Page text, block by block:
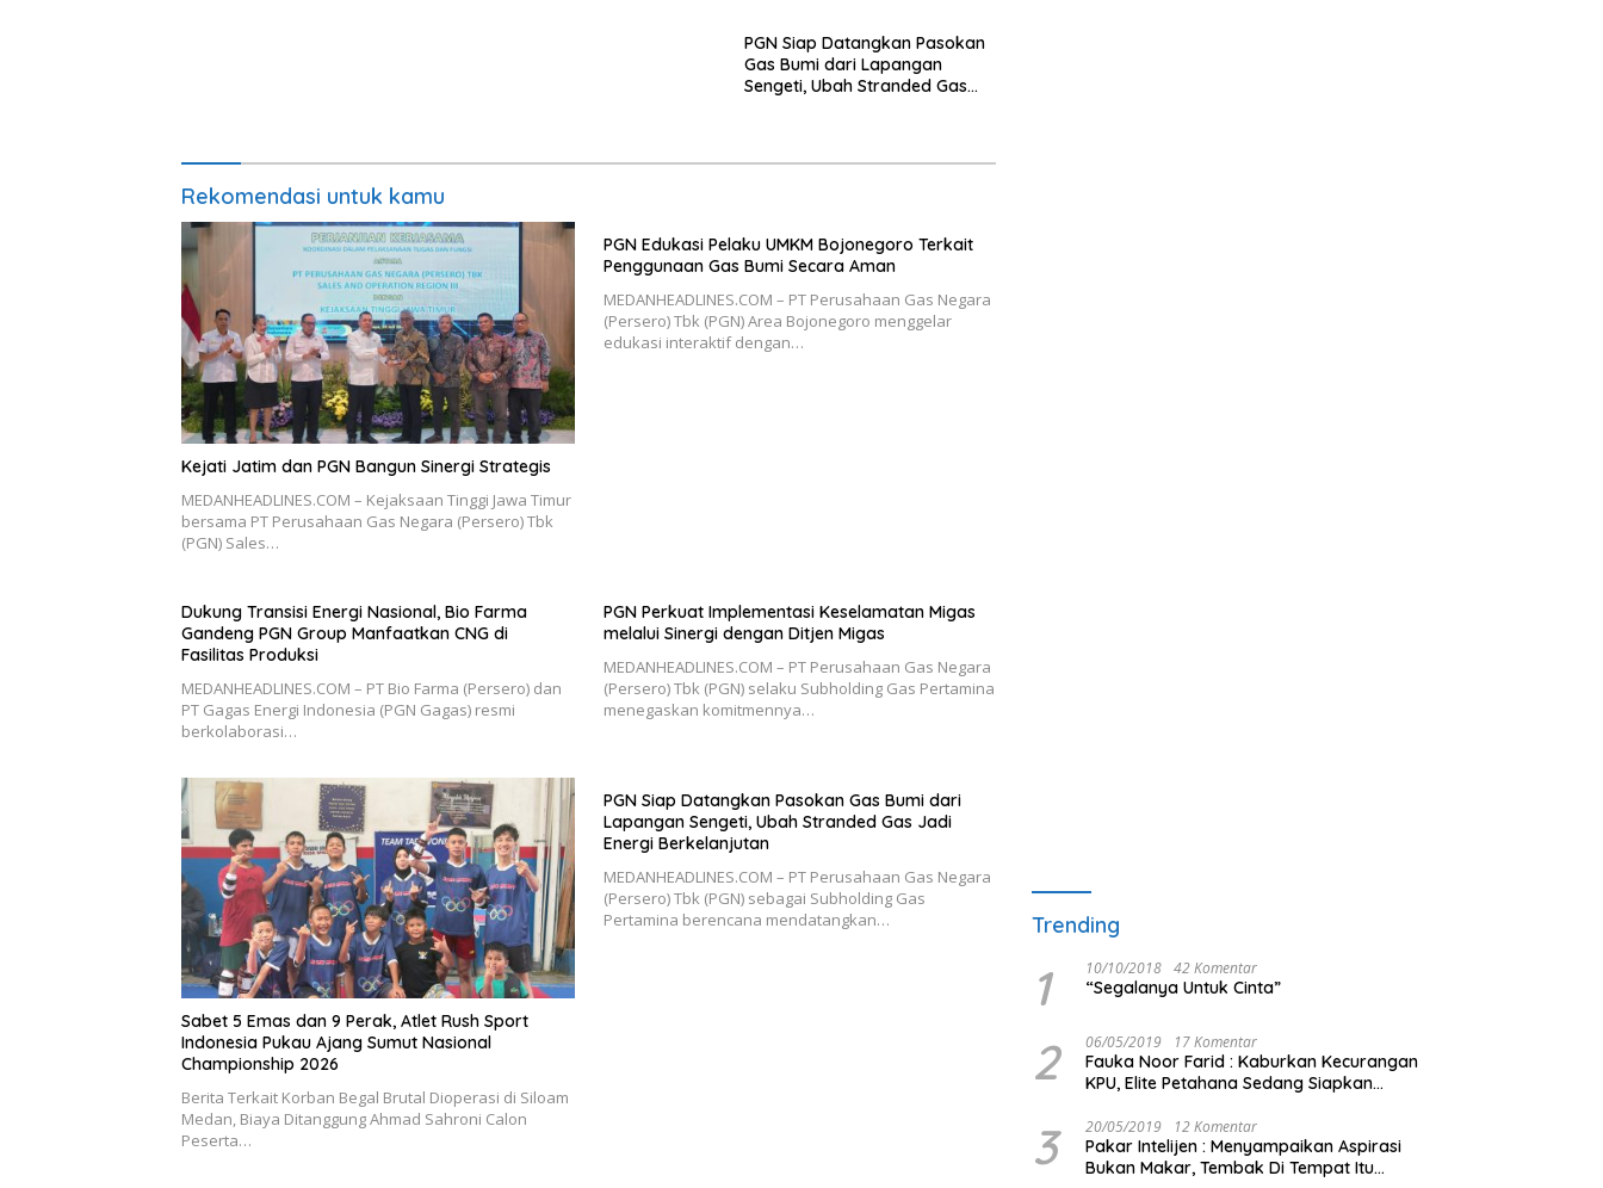
Kejati Jatim dan PGN Bangun Sinergi Strategis
MEDANHEADLINES.COM – Kejaksaan Tinggi Jawa Timur
bersama PT Perusahaan Gas Negara (Persero) Tbk
(PGN) Sales…
Dukung Transisi Energi Nasional, Bio Farma
Gandeng PGN Group Manfaatkan CNG di
Fasilitas Produksi
berkolaborasi…
Sabet 5 Emas dan 9 Perak, Atlet Rush Sport
Indonesia Pukau Ajang Sumut Nasional
Championship 2026
Berita Terkait Korban Begal Brutal Dioperasi di Siloam
Peserta…
PGN Siap Datangkan Pasokan Gas Bumi dari
Lapangan Sengeti, Ubah Stranded Gas Jadi
Pertamina berencana mendatangkan…
Tinggalkan Balasan
Trending
1 10/10/2018 42 Komentar
“Segalanya Untuk Cinta”
2 06/05/2019 17 Komentar
Fauka Noor Farid : Kaburkan Kecurangan
KPU, Elite Petahana Sedang Siapkan
3 20/05/2019 12 Komentar
Pakar Intelijen : Menyampaikan Aspirasi
Bukan Makar, Tembak Di Tempat Itu